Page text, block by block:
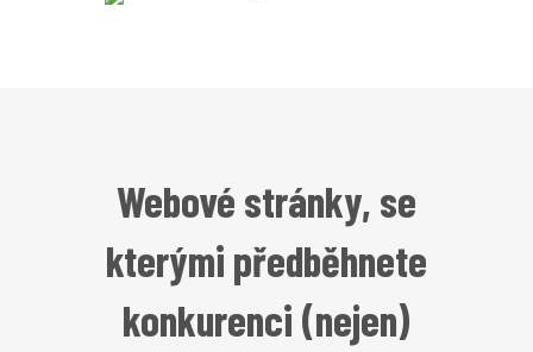
Webové stránky, se
kterými předběhnete
konkurenci (nejen)